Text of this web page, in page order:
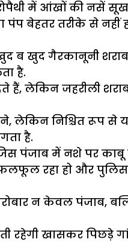
में आंखों की नसें
पंप बेहतर तरीके से नहीं
ब खुद गैरकानूनी
है.
हैं, लेकिन जहरीली
लेकिन निश्चित रूप से
है.
पंजाब में नशे पर काबू
रहा हो और पुलिस
न केवल पंजाब,
रहेगी खासकर पिछड़े